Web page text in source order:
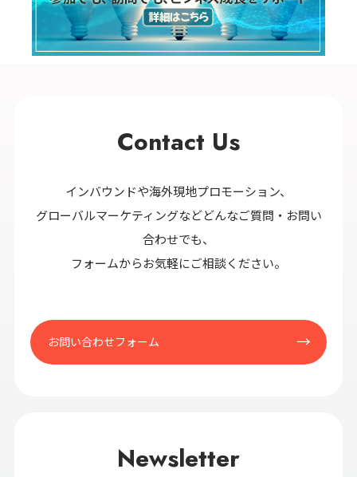
Contact Us
インバウンドや海外現地プロモーション、
グローバルマーケティングなどどんなご質問・お問い
合わせでも、
フォームからお気軽にご相談ください。
お問い合わせフォーム
Newsletter